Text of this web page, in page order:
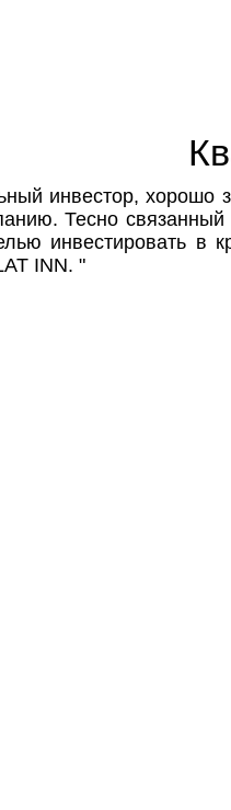
инвестор, хорошо
Тесно связанный
инвестировать
INN. "